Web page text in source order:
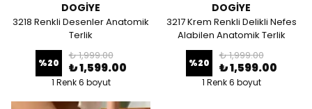
DOGİYE
3218 Renkli Desenler Anatomik
Terlik
%20
₺ 1,999.00
₺ 1,599.00
1 Renk 6 boyut
DOGİYE
3217 Krem Renkli Delikli Nefes
Alabilen Anatomik Terlik
%20
₺ 1,999.00
₺ 1,599.00
1 Renk 6 boyut